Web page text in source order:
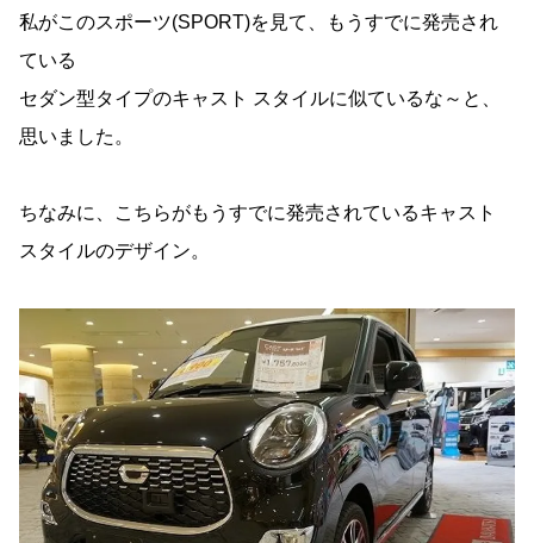
私がこのスポーツ(SPORT)を見て、もうすでに発売され
ている
セダン型タイプのキャスト スタイルに似ているな～と、
思いました。
ちなみに、こちらがもうすでに発売されているキャスト
スタイルのデザイン。